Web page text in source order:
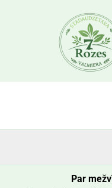
Par